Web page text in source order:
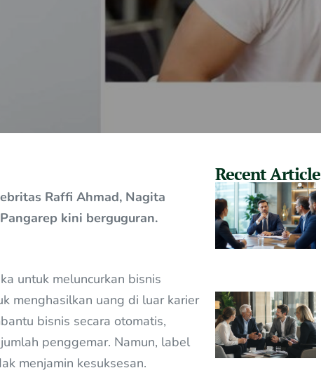
Raffi Ahmad, Nagita
kini berguguran.
untuk meluncurkan bisnis
menghasilkan uang di luar karier
bisnis secara otomatis,
penggemar. Namun, label
menjamin kesuksesan.
Recent Article